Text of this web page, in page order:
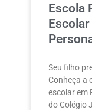
Escola
Seu filho
Conheça a
escolar em
do Colégio